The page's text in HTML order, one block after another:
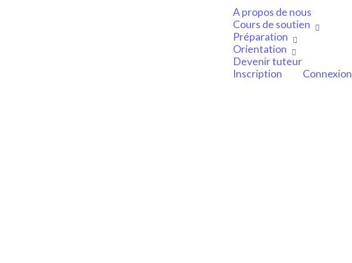
A propos de nous
Cours de soutien
Préparation
Orientation
Devenir tuteur
Inscription
Connexion